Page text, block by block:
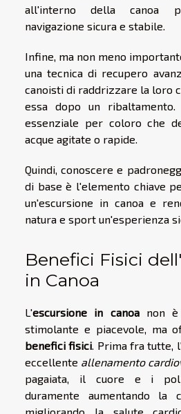
all'interno della canoa
navigazione sicura e stabile.
Infine, ma non meno
una tecnica di recupero
canoisti di raddrizzare la loro
essa dopo un
essenziale per coloro che
acque agitate o rapide.
Quindi, conoscere e
di base è l'elemento chiave
un'escursione in canoa e
natura e sport un'esperienza
Benefici Fisici
in Canoa
L'escursione in canoanon è
stimolante e piacevole, ma
benefici fisici. Prima fra tutte,
eccellente allenamento
pagaiata, il cuore e i
duramente aumentando la